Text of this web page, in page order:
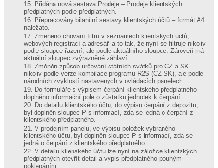
Přidána nová sestava Prodeje – Prodeje klientských
předplatných podle předplatných.
Přepracovány bilanční sestavy klientských účtů – formát A4
naležato.
Změněno chování filtru v seznamech klientských účtů,
webových registrací a adresáři a to tak, že nyní se filtruje nikoliv
podle sloupce řazení, ale podle aktuálního sloupce. Zároveň má
aktuální sloupec zvýrazněné záhlaví.
Změněn způsob určování státních svátků pro CZ a SK
nikoliv podle verze kompilace programu R2S (CZ-SK), ale podle
národních zvyklostí nastavených v ovládacích panelech.
Do formuláře s výpisem čerpání klientského předplatného
doplněno informační pole o zůstatku jednotek k čerpání.
Do detailu klientského účtu, do výpisu čerpání z depozitu,
byl doplněn sloupec P s informací, zda se jedná o čerpání z
klientského předplatného.
V prodejním panelu, ve výpisu položek vybraného
klientského účtu, byl doplněn sloupec P s informací, zda se
jedná o čerpání z klientského předplatného.
V detailu klienského účtu lze nyní na záložce klientských
předplatných otevřít detail a výpis předplatného pouhým
poklepáním.